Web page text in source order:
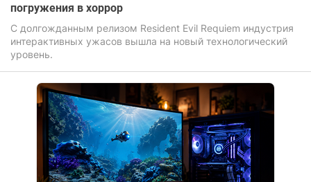
погружения в хоррор
С долгожданным релизом Resident Evil Requiem индустрия
интерактивных ужасов вышла на новый технологический
уровень.